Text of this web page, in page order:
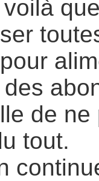
de
tout.